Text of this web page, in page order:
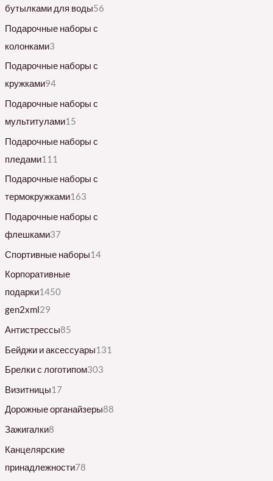
бутылками для воды56
Подарочные наборы с
колонками3
Подарочные наборы с
кружками94
Подарочные наборы с
мультитулами15
Подарочные наборы с
пледами111
Подарочные наборы с
термокружками163
Подарочные наборы с
флешками37
Спортивные наборы14
Корпоративные
подарки1450
gen2xml29
Антистрессы85
Бейджи и аксессуары131
Брелки с логотипом303
Визитницы17
Дорожные органайзеры88
Зажигалки8
Канцелярские
принадлежности78